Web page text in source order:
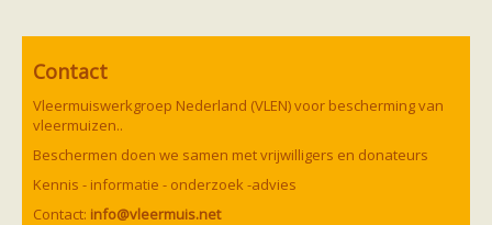
Contact
Vleermuiswerkgroep Nederland (VLEN) voor bescherming van
vleermuizen..
Beschermen doen we samen met vrijwilligers en donateurs
Kennis - informatie - onderzoek -advies
Contact: info@vleermuis.net